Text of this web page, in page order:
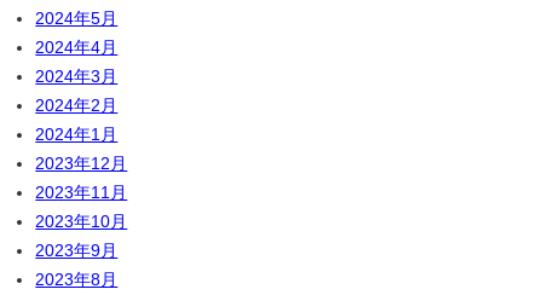
2024年5月
2024年4月
2024年3月
2024年2月
2024年1月
2023年12月
2023年11月
2023年10月
2023年9月
2023年8月